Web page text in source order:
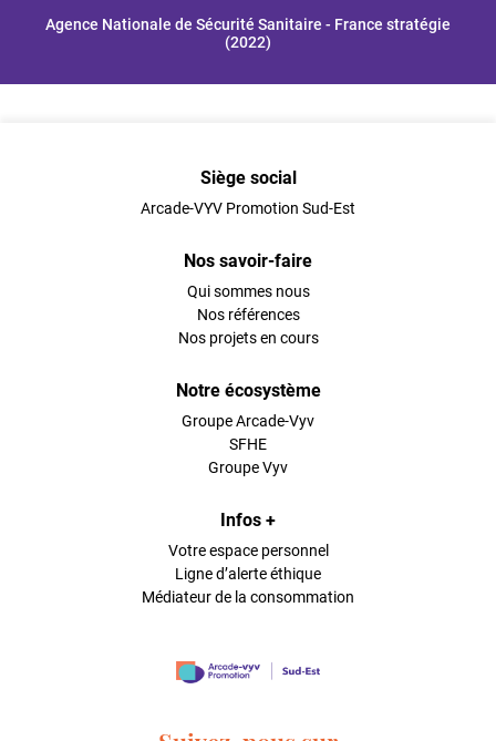
Agence Nationale de Sécurité Sanitaire - France stratégie
(2022)
Siège social
Arcade-VYV Promotion Sud-Est
Nos savoir-faire
Qui sommes nous
Nos références
Nos projets en cours
Notre écosystème
Groupe Arcade-Vyv
SFHE
Groupe Vyv
Infos +
Votre espace personnel
Ligne d’alerte éthique
Médiateur de la consommation